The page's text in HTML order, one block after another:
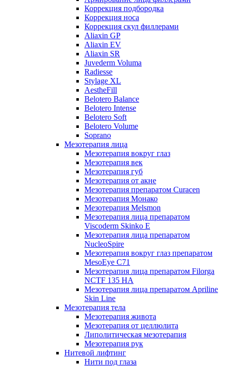
Коррекция подбородка
Коррекция носа
Коррекция скул филлерами
Aliaxin GP
Aliaxin EV
Aliaxin SR
Juvederm Voluma
Radiesse
Stylage XL
AestheFill
Belotero Balance
Belotero Intense
Belotero Soft
Belotero Volume
Soprano
Мезотерапия лица
Мезотерапия вокруг глаз
Мезотерапия век
Мезотерапия губ
Мезотерапия от акне
Мезотерапия препаратом Curacen
Мезотерапия Монако
Мезотерапия Melsmon
Мезотерапия лица препаратом
Viscoderm Skinko E
Мезотерапия лица препаратом
NucleoSpire
Мезотерапия вокруг глаз препаратом
MesoEye С71
Мезотерапия лица препаратом Filorga
NCTF 135 HA
Мезотерапия лица препаратом Apriline
Skin Line
Мезотерапия тела
Мезотерапия живота
Мезотерапия от целлюлита
Липолитическая мезотерапия
Мезотерапия рук
Нитевой лифтинг
Нити под глаза